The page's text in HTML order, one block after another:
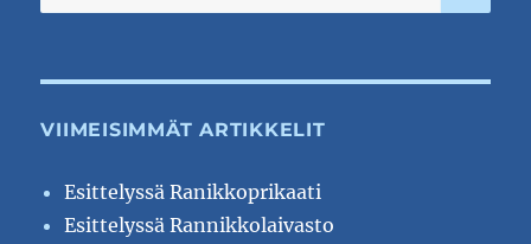
VIIMEISIMMÄT ARTIKKELIT
Esittelyssä Ranikkoprikaati
Esittelyssä Rannikkolaivasto